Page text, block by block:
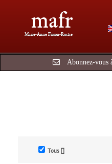
mafr
Marie-Anne Frison-Roche
Abonnez-vous
Tous []